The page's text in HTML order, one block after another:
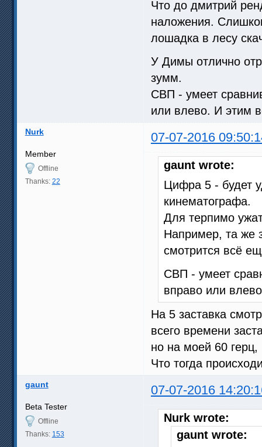
Что до дмитрий
наложения.
лошадка в лесу
У Димы отлично
зумм.
СВП - умеет
или влево. И этим
Nurk 07-07-2016
Member
Offline
Thanks: 22
gaunt wrote:
Цифра 5 - будет
кинематографа.
Для терпимо
Например, та же
смотрится всё
СВП - умеет
вправо или
На 5 заставка
всего времени
но на моей 60 герц,
Что тогда
gaunt 07-07-2016
Beta Tester
Offline
Thanks: 153
Nurk wrote:
gaunt wrote: